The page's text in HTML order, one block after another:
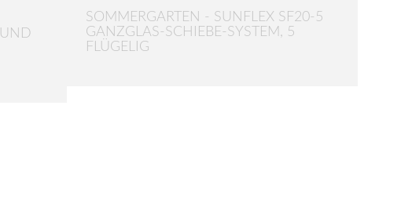
SOMMERGARTEN - SUNFLEX SF20-5
GANZGLAS-SCHIEBE-SYSTEM, 5
FLÜGELIG